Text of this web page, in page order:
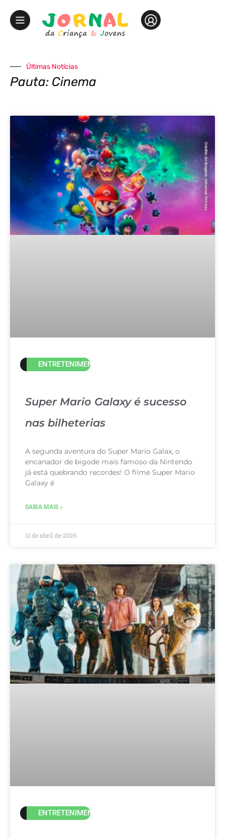
Últimas Notícias
Pauta: Cinema
ENTRETENIMENTO
Super Mario Galaxy é sucesso
nas bilheterias
A segunda aventura do Super Mario Galax, o
encanador de bigode mais famoso da Nintendo
já está quebrando recordes! O filme Super Mario
Galaxy é
SAIBA MAIS »
11 de abril de 2026
ENTRETENIMENTO